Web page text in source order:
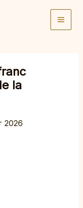
la
2026